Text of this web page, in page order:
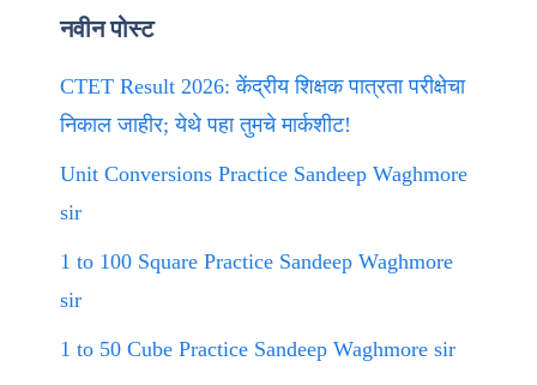
नवीन पोस्ट
CTET Result 2026: केंद्रीय शिक्षक पात्रता परीक्षेचा
निकाल जाहीर; येथे पहा तुमचे मार्कशीट!
Unit Conversions Practice Sandeep Waghmore
sir
1 to 100 Square Practice Sandeep Waghmore
sir
1 to 50 Cube Practice Sandeep Waghmore sir